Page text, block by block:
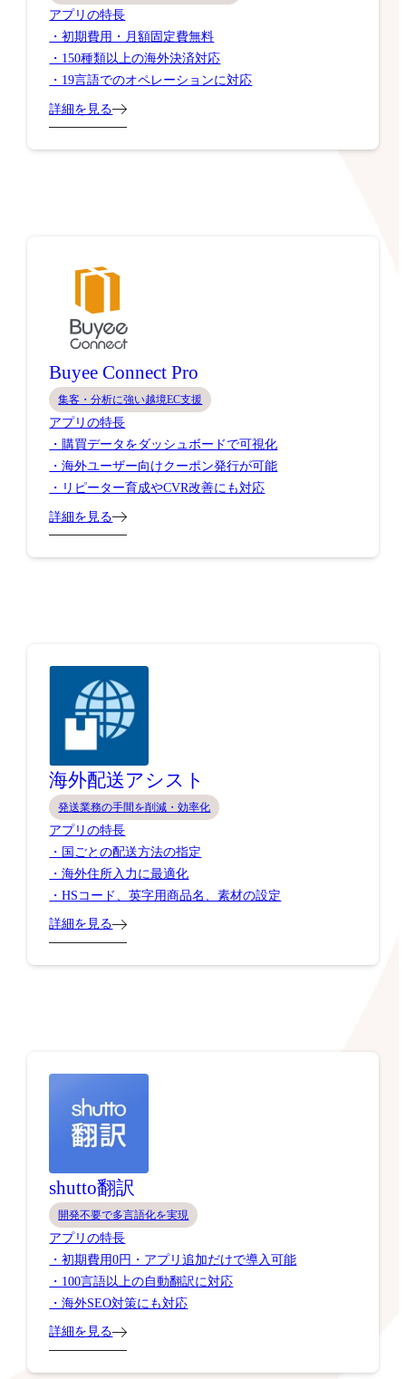
アプリの特長
・初期費用・月額固定費無料
・150種類以上の海外決済対応
・19言語でのオペレーションに対応
詳細を見る
Buyee Connect Pro
集客・分析に強い越境EC支援
アプリの特長
・購買データをダッシュボードで可視化
・海外ユーザー向けクーポン発行が可能
・リピーター育成やCVR改善にも対応
詳細を見る
海外配送アシスト
発送業務の手間を削減・効率化
アプリの特長
・国ごとの配送方法の指定
・海外住所入力に最適化
・HSコード、英字用商品名、素材の設定
詳細を見る
shutto翻訳
開発不要で多言語化を実現
アプリの特長
・初期費用0円・アプリ追加だけで導入可能
・100言語以上の自動翻訳に対応
・海外SEO対策にも対応
詳細を見る